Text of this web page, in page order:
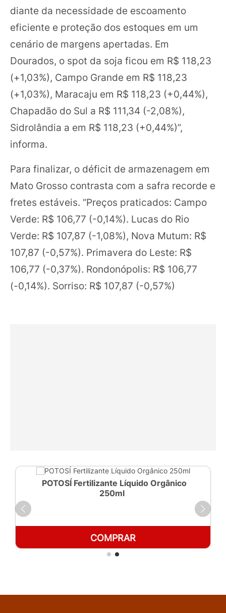
diante da necessidade de escoamento
eficiente e proteção dos estoques em um
cenário de margens apertadas. Em
Dourados, o spot da soja ficou em R$ 118,23
(+1,03%), Campo Grande em R$ 118,23
(+1,03%), Maracaju em R$ 118,23 (+0,44%),
Chapadão do Sul a R$ 111,34 (-2,08%),
Sidrolândia a em R$ 118,23 (+0,44%)”,
informa.
Para finalizar, o déficit de armazenagem em
Mato Grosso contrasta com a safra recorde e
fretes estáveis. “Preços praticados: Campo
Verde: R$ 106,77 (-0,14%). Lucas do Rio
Verde: R$ 107,87 (-1,08%), Nova Mutum: R$
107,87 (-0,57%). Primavera do Leste: R$
106,77 (-0,37%). Rondonópolis: R$ 106,77
(-0,14%). Sorriso: R$ 107,87 (-0,57%)
POTOSÍ Fertilizante Líquido Orgânico
250ml
COMPRAR